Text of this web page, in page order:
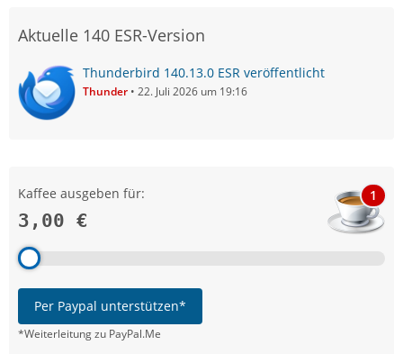
Aktuelle 140 ESR-Version
Thunderbird 140.13.0 ESR veröffentlicht
Thunder 22. Juli 2026 um 19:16
Kaffee ausgeben für:
3,00 €
1
Per Paypal unterstützen*
*Weiterleitung zu PayPal.Me